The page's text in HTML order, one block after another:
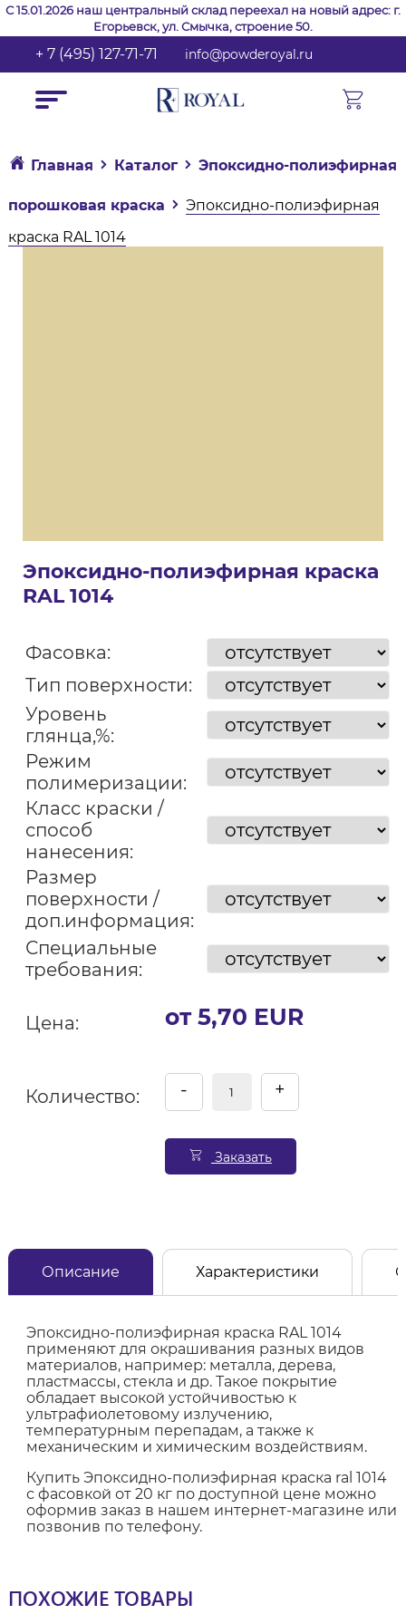
С 15.01.2026 наш центральный склад переехал на новый адрес: г.
Егорьевск, ул. Смычка, строение 50.
+ 7 (495) 127-71-71 info@powderoyal.ru
Главная Каталог Эпоксидно-полиэфирная
порошковая краска
Эпоксидно-полиэфирная
краска RAL 1014
Эпоксидно-полиэфирная краска
RAL 1014
Фасовка:
Тип поверхности:
Уровень
глянца,%:
Режим
полимеризации:
Класс краски /
способ
нанесения:
Размер
поверхности /
доп.информация:
Специальные
требования:
Цена: от 5,70 EUR
Количество: - +
Заказать
Описание Характеристики
Эпоксидно-полиэфирная краска RAL 1014
применяют для окрашивания разных видов
материалов, например: металла, дерева,
пластмассы, стекла и др. Такое покрытие
обладает высокой устойчивостью к
ультрафиолетовому излучению,
температурным перепадам, а также к
механическим и химическим воздействиям.
Купить Эпоксидно-полиэфирная краска ral 1014
с фасовкой от 20 кг по доступной цене можно
оформив заказ в нашем интернет-магазине или
позвонив по телефону.
ПОХОЖИЕ ТОВАРЫ